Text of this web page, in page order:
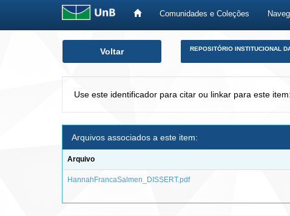
Comunidades e Coleções
Voltar REPOSITÓRIO INSTITUCIONAL
Use este identificador para citar ou linkar para este item:
Arquivos associados a este item:
Arquivo
HannahFrancaSalmen_DISSERT.pdf